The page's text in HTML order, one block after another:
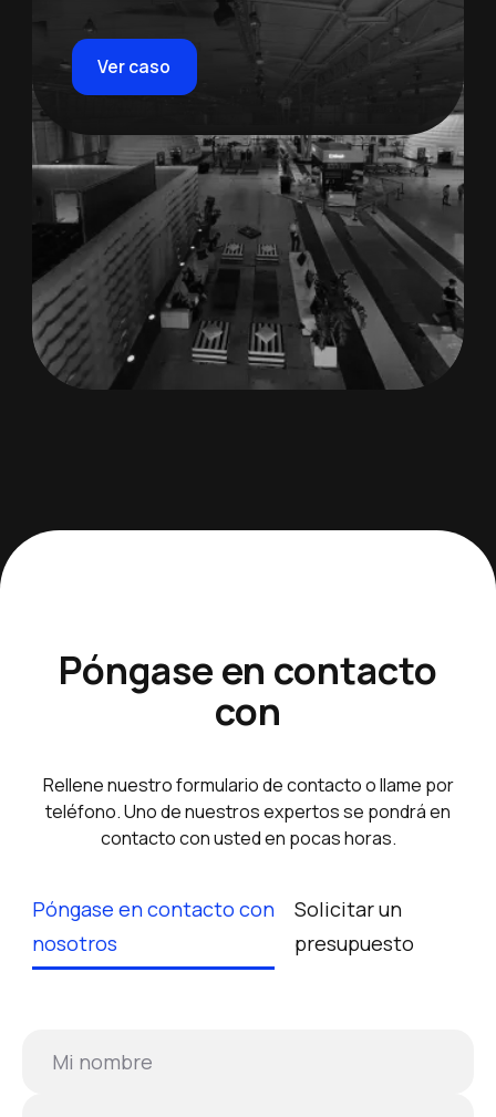
Ver caso
Póngase en contacto
con
Rellene nuestro formulario de contacto o llame por
teléfono. Uno de nuestros expertos se pondrá en
contacto con usted en pocas horas.
Póngase en contacto con
nosotros
Solicitar un
presupuesto